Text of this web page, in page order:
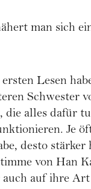
man sich
Lesen
Schwester
die alles dafür
Je
desto stärker
von Han
auch auf ihre